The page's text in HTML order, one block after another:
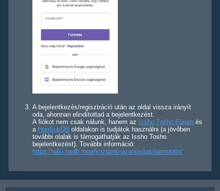
A bejelentkezés/regisztráció után az oldal vissza irányít
oda, ahonnan elindítottad a bejelentkezést.
A fiókot nem csak nálunk, hanem az Issho Tosho Fórum és
a HunSubDB oldalakon is tudjátok használni (a jövőben
további olalak is támogathatják az Issho Tosho
bejelentkezést). További információ:
https://wiki.hsdb.moe/kozponti-azonositas/bemutato/